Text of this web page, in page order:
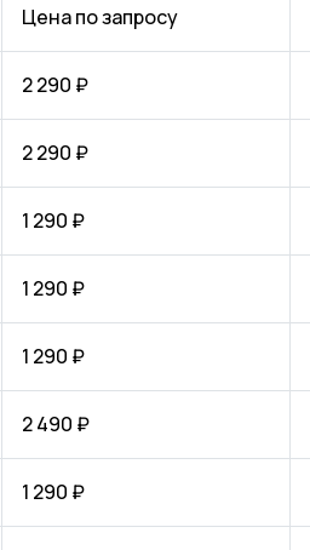
Цена по запросу
2 290 ₽
2 290 ₽
1 290 ₽
1 290 ₽
1 290 ₽
2 490 ₽
1 290 ₽